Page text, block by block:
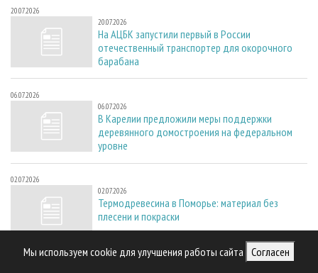
Мы используем cookie для улучшения работы сайта Согласен
20.07.2026
20.07.2026
На АЦБК запустили первый в России
отечественный транспортер для окорочного
барабана
06.07.2026
06.07.2026
В Карелии предложили меры поддержки
деревянного домостроения на федеральном
уровне
02.07.2026
02.07.2026
Термодревесина в Поморье: материал без
плесени и покраски